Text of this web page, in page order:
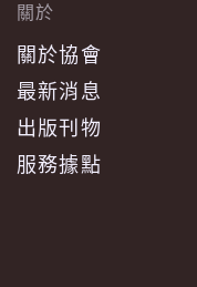
關於
關於協會
最新消息
出版刊物
服務據點